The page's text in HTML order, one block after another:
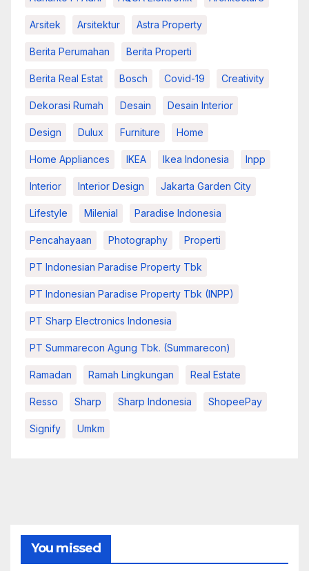
Arsitek Arsitektur Astra Property
Berita Perumahan Berita Properti
Berita Real Estat Bosch Covid-19 Creativity
Dekorasi Rumah Desain Desain Interior
Design Dulux Furniture Home
Home Appliances IKEA Ikea Indonesia Inpp
Interior Interior Design Jakarta Garden City
Lifestyle Milenial Paradise Indonesia
Pencahayaan Photography Properti
PT Indonesian Paradise Property Tbk
PT Indonesian Paradise Property Tbk (INPP)
PT Sharp Electronics Indonesia
PT Summarecon Agung Tbk. (Summarecon)
Ramadan Ramah Lingkungan Real Estate
Resso Sharp Sharp Indonesia ShopeePay
Signify Umkm
You missed